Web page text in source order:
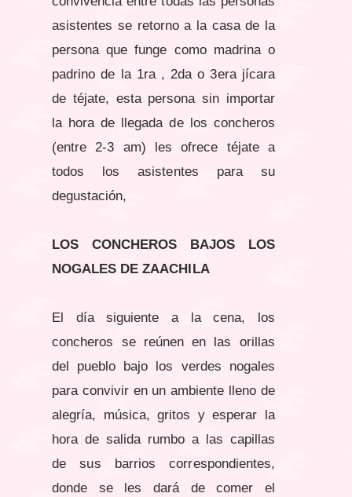
asistentes se retorno a la casa de la
persona que funge como madrina o
padrino de la 1ra , 2da o 3era jícara
de téjate, esta persona sin importar
la hora de llegada de los concheros
(entre 2-3 am) les ofrece téjate a
todos los asistentes para su
degustación,
LOS CONCHEROS BAJOS LOS
NOGALES DE ZAACHILA
El día siguiente a la cena, los
concheros se reúnen en las orillas
del pueblo bajo los verdes nogales
para convivir en un ambiente lleno de
alegría, música, gritos y esperar la
hora de salida rumbo a las capillas
de sus barrios correspondientes,
donde se les dará de comer el